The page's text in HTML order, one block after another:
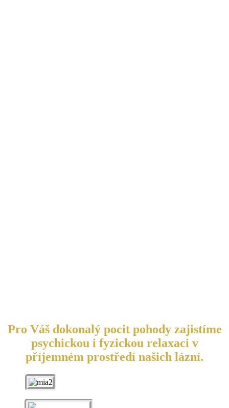
Pro Váš dokonalý pocit pohody zajistíme
psychickou i fyzickou relaxaci v
příjemném prostředí našich lázní.